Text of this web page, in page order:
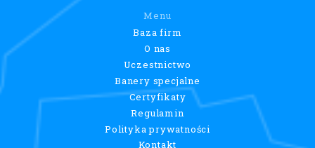
Menu
Baza firm
O nas
Uczestnictwo
Banery specjalne
Certyfikaty
Regulamin
Polityka prywatności
Kontakt